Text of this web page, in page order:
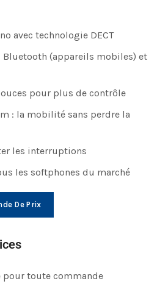
avec technologie DECT
Bluetooth (appareils mobiles) et
pour plus de contrôle
: la mobilité sans perdre la
les interruptions
les softphones du marché
De Prix
toute commande